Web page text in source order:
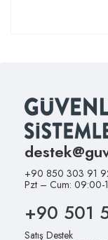
+90 850 303 91
Pzt – Cum: 09:00-
+90 501
Satış Destek